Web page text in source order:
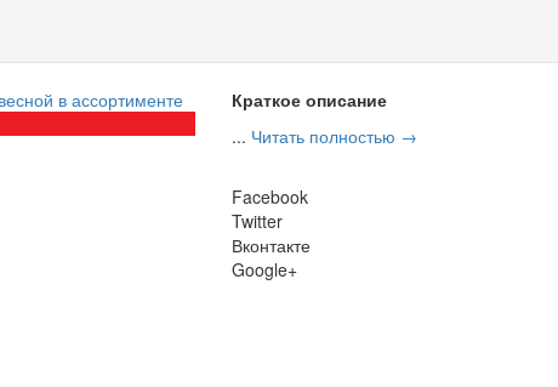
Краткое описание
... Читать полностью →
Facebook
Twitter
Вконтакте
Google+